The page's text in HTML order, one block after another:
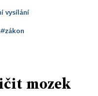
vysílání
#zákon
mozek